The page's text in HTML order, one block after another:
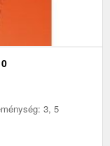
3, 5